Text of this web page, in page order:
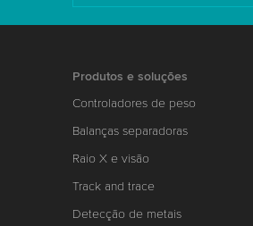
Produtos e soluções
Controladores de peso
Balanças separadoras
Raio X e visão
Track and trace
Detecção de metais